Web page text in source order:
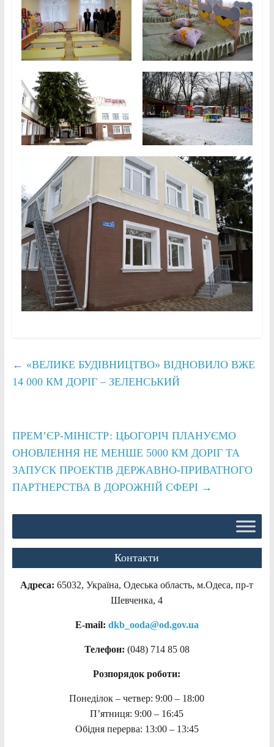
← «ВЕЛИКЕ БУДІВНИЦТВО» ВІДНОВИЛО ВЖЕ
14 000 КМ ДОРІГ – ЗЕЛЕНСЬКИЙ
ПРЕМ’ЄР-МІНІСТР: ЦЬОГОРІЧ ПЛАНУЄМО
ОНОВЛЕННЯ НЕ МЕНШЕ 5000 КМ ДОРІГ ТА
ЗАПУСК ПРОЕКТІВ ДЕРЖАВНО-ПРИВАТНОГО
ПАРТНЕРСТВА В ДОРОЖНІЙ СФЕРІ →
Контакти
Адреса:65032, Україна, Одеська область, м.Одеса, пр-т
Шевченка, 4
E-mail: dkb_ooda@od.gov.ua
Телефон: (048) 714 85 08
Розпорядок роботи:
Понеділок – четвер: 9:00 – 18:00
П’ятниця: 9:00 – 16:45
Обідня перерва: 13:00 – 13:45